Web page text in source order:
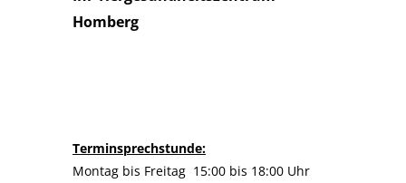
Homberg
Terminsprechstunde:
Montag bis Freitag 15:00 bis 18:00 Uhr